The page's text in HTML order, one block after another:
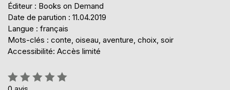
Éditeur : Books on Demand
Date de parution : 11.04.2019
Langue : français
Mots-clés : conte, oiseau, aventure, choix, soir
Accessibilité: Accès limité
Évaluation: